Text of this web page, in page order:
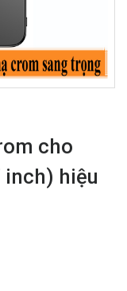
cho
inch) hiệu